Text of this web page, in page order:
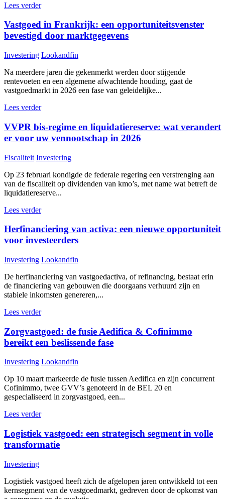
Lees verder
Vastgoed in Frankrijk: een opportuniteitsvenster
bevestigd door marktgegevens
Investering Lookandfin
Na meerdere jaren die gekenmerkt werden door stijgende
rentevoeten en een algemene afwachtende houding, gaat de
vastgoedmarkt in 2026 een fase van geleidelijke...
Lees verder
VVPR bis-regime en liquidatiereserve: wat verandert
er voor uw vennootschap in 2026
Fiscaliteit Investering
Op 23 februari kondigde de federale regering een verstrenging aan
van de fiscaliteit op dividenden van kmo’s, met name wat betreft de
liquidatiereserve...
Lees verder
Herfinanciering van activa: een nieuwe opportuniteit
voor investeerders
Investering Lookandfin
De herfinanciering van vastgoedactiva, of refinancing, bestaat erin
de financiering van gebouwen die doorgaans verhuurd zijn en
stabiele inkomsten genereren,...
Lees verder
Zorgvastgoed: de fusie Aedifica & Cofinimmo
bereikt een beslissende fase
Investering Lookandfin
Op 10 maart markeerde de fusie tussen Aedifica en zijn concurrent
Cofinimmo, twee GVV’s genoteerd in de BEL 20 en
gespecialiseerd in zorgvastgoed, een...
Lees verder
Logistiek vastgoed: een strategisch segment in volle
transformatie
Investering
Logistiek vastgoed heeft zich de afgelopen jaren ontwikkeld tot een
kernsegment van de vastgoedmarkt, gedreven door de opkomst van